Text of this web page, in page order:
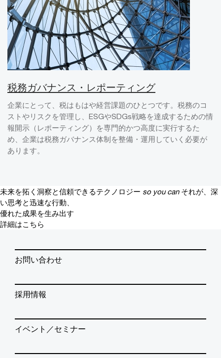
税務ガバナンス・レポーティング
企業にとって、税はもはや経営課題のひとつです。税務のコ
ストやリスクを管理し、ESGやSDGs戦略を達成するための情
報開示（レポーティング）を専門的かつ高度に実行するた
め、企業は税務ガバナンス体制を整備・運用していく必要が
あります。
未来を拓く洞察と信頼できるテクノロジー so you can それが、深
い思考と迅速な行動、
優れた成果を生み出す
詳細はこちら
お問い合わせ
採用情報
イベント／セミナー